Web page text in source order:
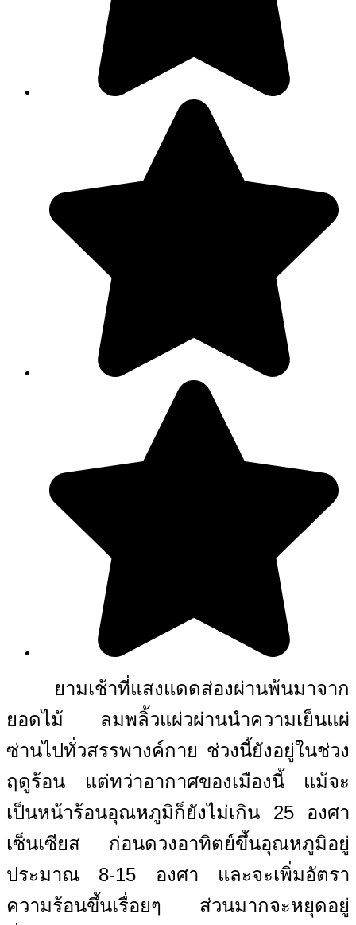
ยามเช้าที่แสงแดดส่องผ่านพ้นมาจาก
ยอดไม้ ลมพลิ้วแผ่วผ่านนำความเย็นแผ่
ซ่านไปทั่วสรรพางค์กาย ช่วงนี้ยังอยู่ในช่วง
ฤดูร้อน แต่ทว่าอากาศของเมืองนี้ แม้จะ
เป็นหน้าร้อนอุณหภูมิก็ยังไม่เกิน 25 องศา
เซ็นเซียส ก่อนดวงอาทิตย์ขึ้นอุณหภูมิอยู่
ประมาณ 8-15 องศา และจะเพิ่มอัตรา
ความร้อนขึ้นเรื่อยๆ ส่วนมากจะหยุดอยู่